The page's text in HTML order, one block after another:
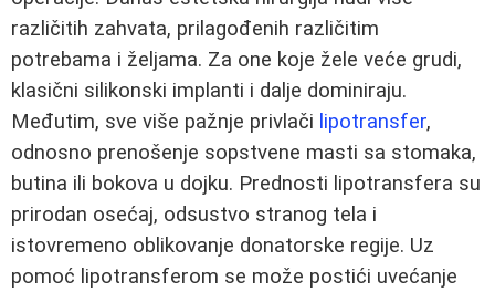
različitih zahvata, prilagođenih različitim
potrebama i željama. Za one koje žele veće grudi,
klasični silikonski implanti i dalje dominiraju.
Međutim, sve više pažnje privlači lipotransfer,
odnosno prenošenje sopstvene masti sa stomaka,
butina ili bokova u dojku. Prednosti lipotransfera su
prirodan osećaj, odsustvo stranog tela i
istovremeno oblikovanje donatorske regije. Uz
pomoć lipotransferom se može postići uvećanje